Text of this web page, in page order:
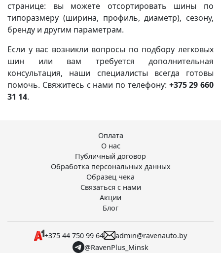
странице: вы можете отсортировать шины по
типоразмеру (ширина, профиль, диаметр), сезону,
бренду и другим параметрам.
Если у вас возникли вопросы по подбору легковых
шин или вам требуется дополнительная
консультация, наши специалисты всегда готовы
помочь. Свяжитесь с нами по телефону: +375 29 660
31 14.
Оплата
О нас
Публичный договор
Обработка персональных данных
Образец чека
Связаться с нами
Акции
Блог
+375 44 750 99 64
admin@ravenauto.by
@RavenPlus_Minsk